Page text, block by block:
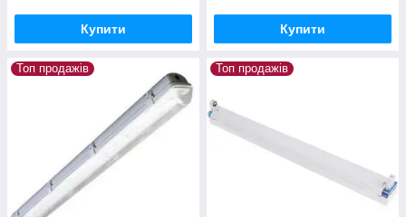
Купити Купити
Топ продажів Топ продажів